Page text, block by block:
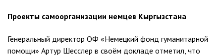
Проекты самоорганизации немцев Кыргызстана
Генеральный директор ОФ «Немецкий фонд гуманитарной
помощи» Артур Шесслер в своём докладе отметил, что